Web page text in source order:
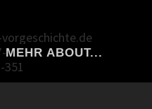
30
351
MEHR ABOUT...